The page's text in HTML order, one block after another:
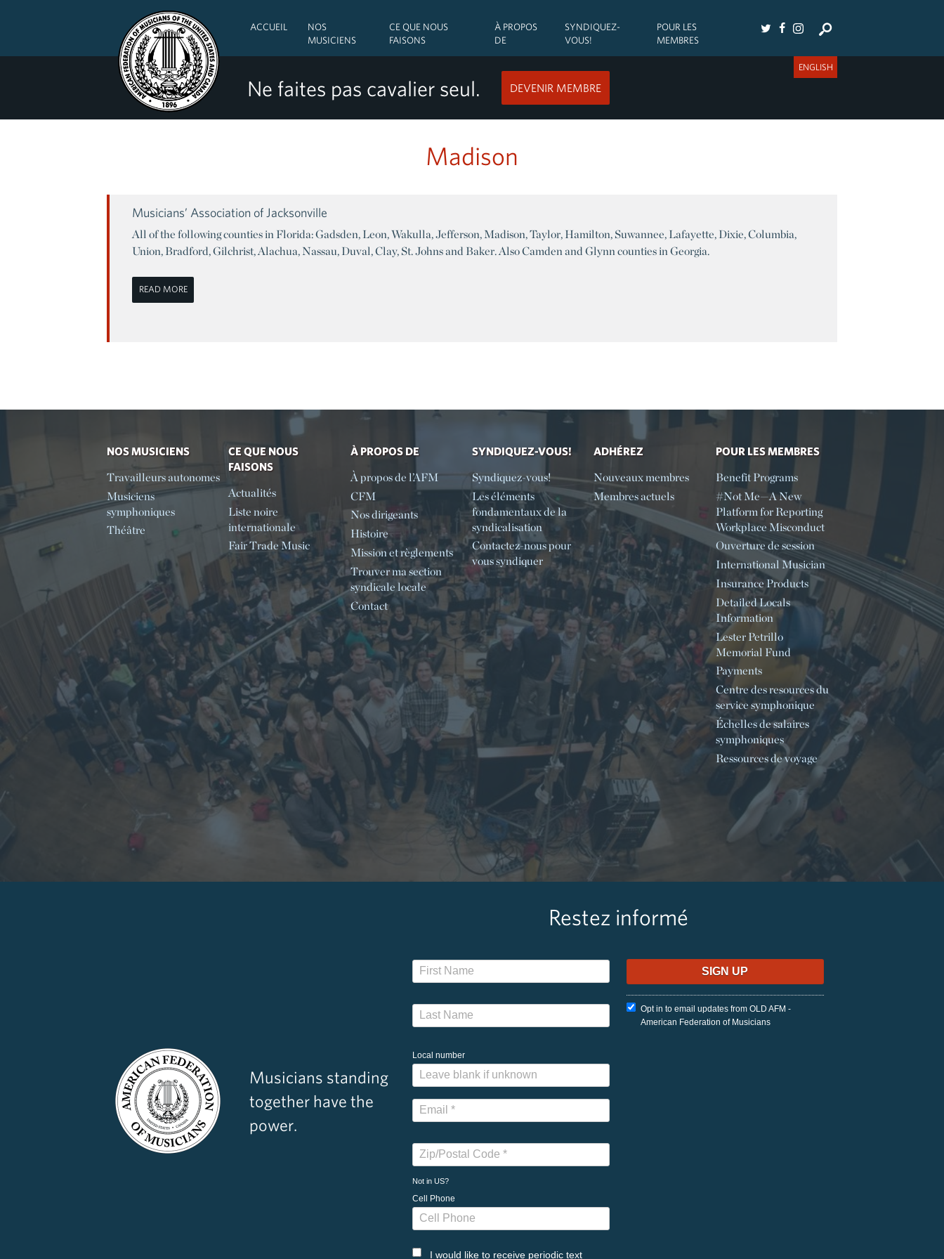
ACCUEIL
NOS
MUSICIENS
CE QUE NOUS
FAISONS
À PROPOS
DE
SYNDIQUEZ-
VOUS!
POUR LES
MEMBRES
Ne faites pas cavalier seul. DEVENIR MEMBRE
ENGLISH
Madison
Musicians’ Association of Jacksonville
All of the following counties in Florida: Gadsden, Leon, Wakulla, Jefferson, Madison, Taylor, Hamilton, Suwannee, Lafayette, Dixie, Columbia,
Union, Bradford, Gilchrist, Alachua, Nassau, Duval, Clay, St. Johns and Baker. Also Camden and Glynn counties in Georgia.
READ MORE
NOS MUSICIENS
Travailleurs autonomes
Musiciens
symphoniques
Théâtre
CE QUE NOUS
FAISONS
Actualités
Liste noire
internationale
Fair Trade Music
À PROPOS DE
À propos de l’AFM
CFM
Nos dirigeants
Histoire
Mission et règlements
Trouver ma section
syndicale locale
Contact
SYNDIQUEZ-VOUS!
Syndiquez-vous!
Les éléments
fondamentaux de la
syndicalisation
Contactez-nous pour
vous syndiquer
ADHÉREZ
Nouveaux membres
Membres actuels
POUR LES MEMBRES
Benefit Programs
#Not Me—A New
Platform for Reporting
Workplace Misconduct
Ouverture de session
International Musician
Insurance Products
Detailed Locals
Information
Lester Petrillo
Memorial Fund
Payments
Centre des resources du
service symphonique
Échelles de salaires
symphoniques
Ressources de voyage
Musicians standing
together have the
power.
Restez informé
Local number
Not in US?
Cell Phone
I would like to receive periodic text
Opt in to email updates from OLD AFM -
American Federation of Musicians